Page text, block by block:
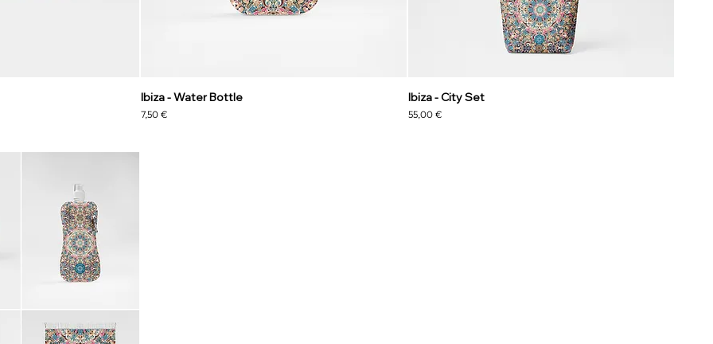
Ibiza - Water Bottle
Preis
7,50 €
Ibiza - City Set
Preis
55,00 €